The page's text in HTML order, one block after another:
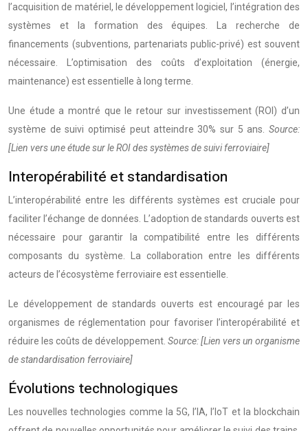
l’acquisition de matériel, le développement logiciel, l’intégration des
systèmes et la formation des équipes. La recherche de
financements (subventions, partenariats public-privé) est souvent
nécessaire. L’optimisation des coûts d’exploitation (énergie,
maintenance) est essentielle à long terme.
Une étude a montré que le retour sur investissement (ROI) d’un
système de suivi optimisé peut atteindre 30% sur 5 ans. Source:
[Lien vers une étude sur le ROI des systèmes de suivi ferroviaire]
Interopérabilité et standardisation
L’interopérabilité entre les différents systèmes est cruciale pour
faciliter l’échange de données. L’adoption de standards ouverts est
nécessaire pour garantir la compatibilité entre les différents
composants du système. La collaboration entre les différents
acteurs de l’écosystème ferroviaire est essentielle.
Le développement de standards ouverts est encouragé par les
organismes de réglementation pour favoriser l’interopérabilité et
réduire les coûts de développement. Source: [Lien vers un organisme
de standardisation ferroviaire]
Évolutions technologiques
Les nouvelles technologies comme la 5G, l’IA, l’IoT et la blockchain